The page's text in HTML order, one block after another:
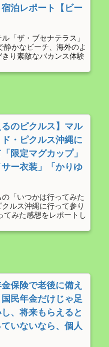
宿泊レポート【ビー
「ザ・ブセナテラス」
静かなビーチ、海外のよ
り素敵なバカンス体験
るのピクルス】マル
・ピクルス沖縄に
限定マグカップ」
サー衣装」「かりゆ
「いつかは行ってみた
ルス沖縄に行って参り
てみた感想をレポートし
保険で老後に備え
民年金だけじゃ足
し、将来もらえると
ていないなら、個人